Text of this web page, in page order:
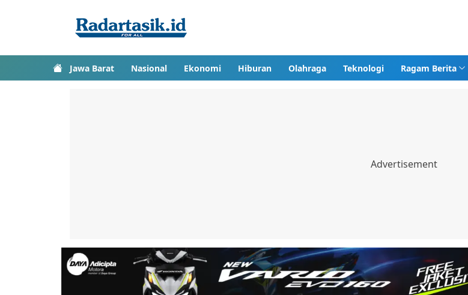
Jawa Barat Nasional Ekonomi Hiburan Olahraga Teknologi Ragam Berita